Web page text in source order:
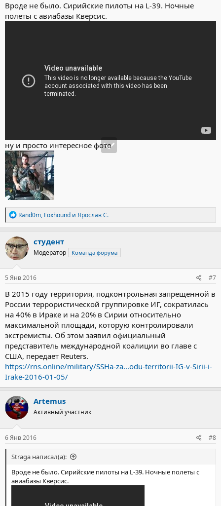
Вроде не было. Сирийские пилоты на L-39. Ночные
полеты с авиабазы Кверсис.
ну и просто интересное фото
Р
е
а
к
ц
и
и
:
Rand0m, Foxhound и Ярослав С.
студент
Модератор Команда форума
5 Янв 2016 #7
В 2015 году территория, подконтрольная запрещенной в
России террористической группировке ИГ, сократилась
на 40% в Ираке и на 20% в Сирии относительно
максимальной площади, которую контролировали
экстремисты. Об этом заявил официальный
представитель международной коалиции во главе с
США, передает Reuters.
https://rns.online/military/SSHa-za...odu-territorii-IG-v-Sirii-i-
Irake-2016-01-05/
Artemus
Активный участник
6 Янв 2016 #8
Straga написал(а):
Вроде не было. Сирийские пилоты на L-39. Ночные полеты с
авиабазы Кверсис.